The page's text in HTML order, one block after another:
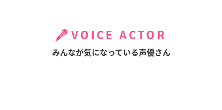
VOICE ACTOR
みんなが気になっている声優さん